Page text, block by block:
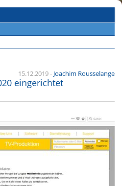
15.12.2019- Joachim Rousselange
eingerichtet